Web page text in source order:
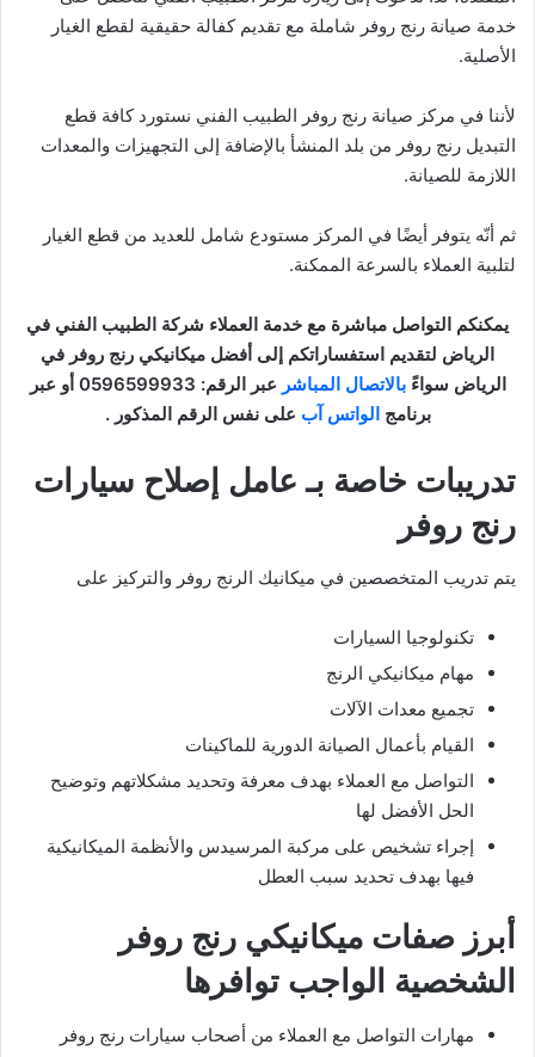
خدمة صيانة رنج روفر شاملة مع تقديم كفالة حقيقية لقطع الغيار
الأصلية.
لأننا في مركز صيانة رنج روفر الطبيب الفني نستورد كافة قطع
التبديل رنج روفر من بلد المنشأ بالإضافة إلى التجهيزات والمعدات
اللازمة للصيانة.
ثم أنّه يتوفر أيضًا في المركز مستودع شامل للعديد من قطع الغيار
لتلبية العملاء بالسرعة الممكنة.
يمكنكم التواصل مباشرة مع خدمة العملاء شركة الطبيب الفني في
الرياض لتقديم استفساراتكم إلى أفضل ميكانيكي رنج روفر في
الرياض سواءًبالاتصال المباشر
عبر الرقم: 0596599933 أو عبر
برنامجالواتس آب على نفس الرقم المذكور .
تدريبات خاصة بـ عامل إصلاح سيارات
رنج روفر
يتم تدريب المتخصصين في ميكانيك الرنج روفر والتركيز على
تكنولوجيا السيارات
مهام ميكانيكي الرنج
تجميع معدات الآلات
القيام بأعمال الصيانة الدورية للماكينات
التواصل مع العملاء بهدف معرفة وتحديد مشكلاتهم وتوضيح
الحل الأفضل لها
إجراء تشخيص على مركبة المرسيدس والأنظمة الميكانيكية
فيها بهدف تحديد سبب العطل
أبرز صفات ميكانيكي رنج روفر
الشخصية الواجب توافرها
مهارات التواصل مع العملاء من أصحاب سيارات رنج روفر